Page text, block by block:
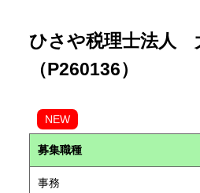
ひさや税理士法人
（P260136）
NEW
募集職種
事務